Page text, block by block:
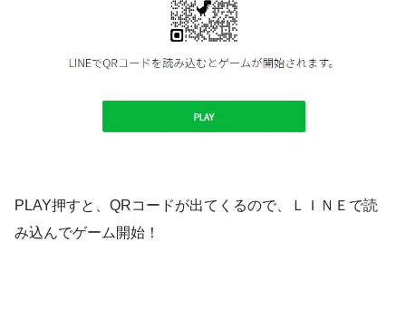
PLAY押すと、QRコードが出てくるので、ＬＩＮＥで読
み込んでゲーム開始！